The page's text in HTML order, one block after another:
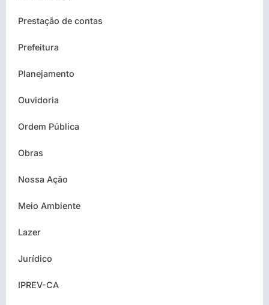
Prestação de contas
Prefeitura
Planejamento
Ouvidoria
Ordem Pública
Obras
Nossa Ação
Meio Ambiente
Lazer
Jurídico
IPREV-CA